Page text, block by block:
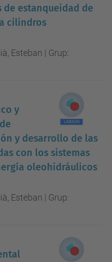
de estanqueidad de
cilindros
Esteban | Grup:
y
y desarrollo de las
con los sistemas
oleohidráulicos
Esteban | Grup: